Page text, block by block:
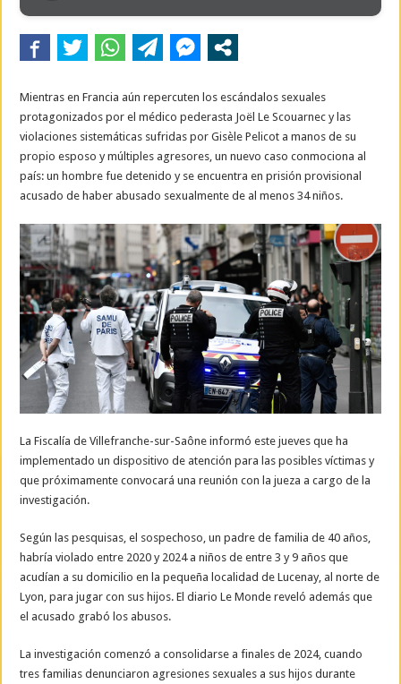
Mientras en Francia aún repercuten los escándalos sexuales
protagonizados por el médico pederasta Joël Le Scouarnec y las
violaciones sistemáticas sufridas por Gisèle Pelicot a manos de su
propio esposo y múltiples agresores, un nuevo caso conmociona al
país: un hombre fue detenido y se encuentra en prisión provisional
acusado de haber abusado sexualmente de al menos 34 niños.
La Fiscalía de Villefranche-sur-Saône informó este jueves que ha
implementado un dispositivo de atención para las posibles víctimas y
que próximamente convocará una reunión con la jueza a cargo de la
investigación.
Según las pesquisas, el sospechoso, un padre de familia de 40 años,
habría violado entre 2020 y 2024 a niños de entre 3 y 9 años que
acudían a su domicilio en la pequeña localidad de Lucenay, al norte de
Lyon, para jugar con sus hijos. El diario Le Monde reveló además que
el acusado grabó los abusos.
La investigación comenzó a consolidarse a finales de 2024, cuando
tres familias denunciaron agresiones sexuales a sus hijos durante